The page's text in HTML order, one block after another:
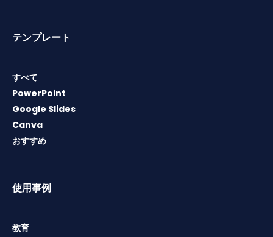
テンプレート
すべて
PowerPoint
Google Slides
Canva
おすすめ
使用事例
教育